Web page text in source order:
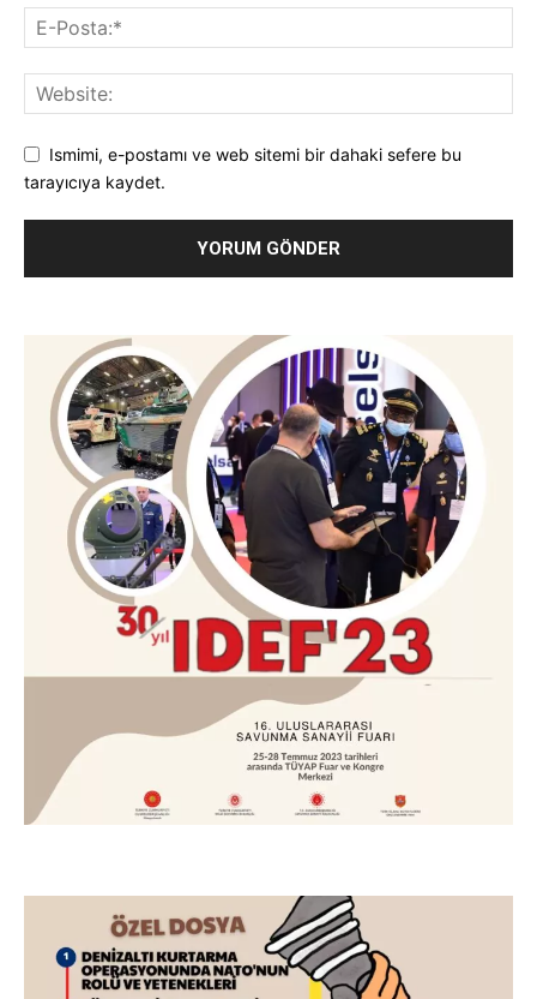
Ismimi, e-postamı ve web sitemi bir dahaki sefere bu
tarayıcıya kaydet.